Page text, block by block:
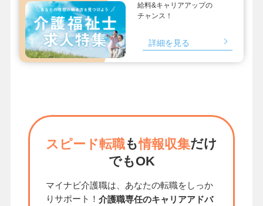
給料&キャリアアップの
チャンス！
詳細を見る
スピード転職も情報収集だけ
でもOK
マイナビ介護職は、あなたの転職をしっか
りサポート！ 介護職専任のキャリアアドバ